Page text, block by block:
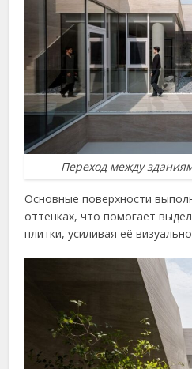
Переход между
Основные поверхности
оттенках, что помогает
плитки, усиливая её